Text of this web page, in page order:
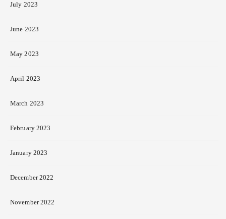
July 2023
June 2023
May 2023
April 2023
March 2023
February 2023
January 2023
December 2022
November 2022